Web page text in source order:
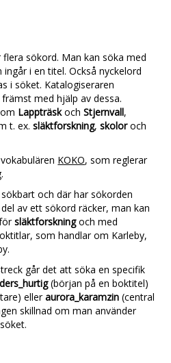
flera sökord. Man kan söka med
i en titel. Också nyckelord
i söket. Katalogiseraren
med hjälp av dessa.
LappträskochStjernvall,
t. ex.släktforskning,skoloroch
KOKO, som reglerar
och där har sökorden
av ett sökord räcker, man kan
släktforskningoch med
som handlar om Karleby,
går det att söka en specifik
(början på en boktitel)
elleraurora_karamzin (central
skillnad om man använder